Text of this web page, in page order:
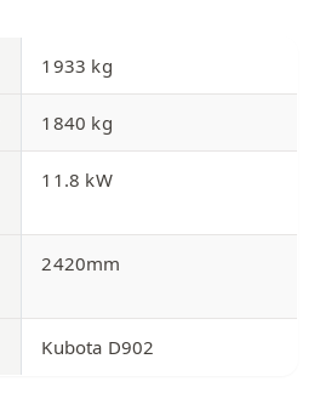
1933 kg
1840 kg
11.8 kW
2420mm
Kubota D902